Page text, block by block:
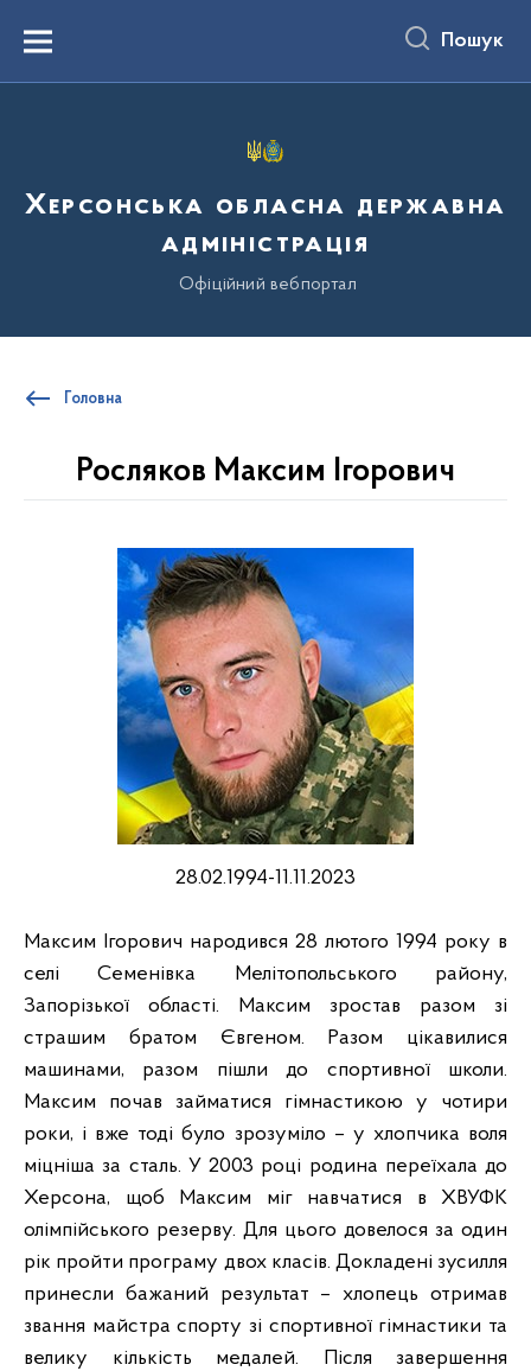
вмістуMenu Пошук
Херсонська обласна державна
адміністрація
Офіційний вебпортал
Головна
Росляков Максим Ігорович
28.02.1994-11.11.2023
Максим Ігорович народився 28 лютого 1994 року в
селі Семенівка Мелітопольського району,
Запорізької області. Максим зростав разом зі
страшим братом Євгеном. Разом цікавилися
машинами, разом пішли до спортивної школи.
Максим почав займатися гімнастикою у чотири
роки, і вже тоді було зрозуміло – у хлопчика воля
міцніша за сталь. У 2003 році родина переїхала до
Херсона, щоб Максим міг навчатися в ХВУФК
олімпійського резерву. Для цього довелося за один
рік пройти програму двох класів. Докладені зусилля
принесли бажаний результат – хлопець отримав
звання майстра спорту зі спортивної гімнастики та
велику кількість медалей. Після завершення